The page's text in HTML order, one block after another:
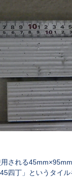
される
四丁」というタイル